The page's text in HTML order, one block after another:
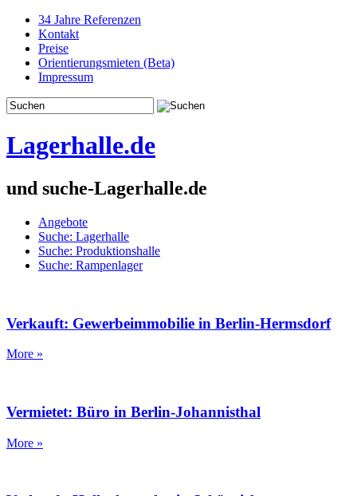
34 Jahre Referenzen
Kontakt
Preise
Orientierungsmieten (Beta)
Impressum
Lagerhalle.de
und suche-Lagerhalle.de
Angebote
Suche: Lagerhalle
Suche: Produktionshalle
Suche: Rampenlager
Verkauft: Gewerbeimmobilie in Berlin-Hermsdorf
More »
Vermietet: Büro in Berlin-Johannisthal
More »